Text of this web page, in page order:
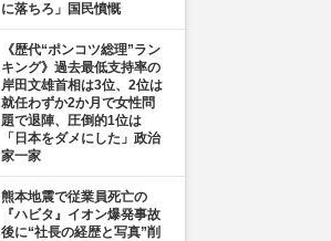
に落ちろ」国民憤慨
《歴代“ポンコツ総理”ラン
キング》過去最低支持率の
岸田文雄首相は3位、2位は
就任わずか2か月で女性問
題で退陣、圧倒的1位は
「日本をダメにした」政治
家一家
熊本地震で従業員死亡の
『ハビタ』イオン爆発事故
後に“社長の経歴と写真”削